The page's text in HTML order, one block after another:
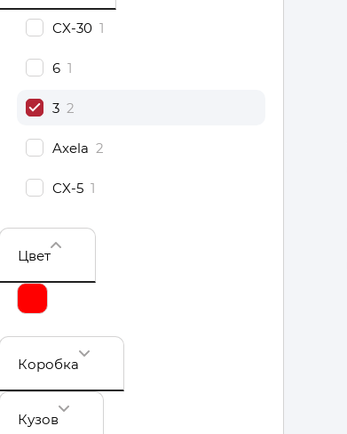
CX‑30 1
6 1
3 2
Axela 2
CX‑5 1
Цвет
Коробка
Кузов